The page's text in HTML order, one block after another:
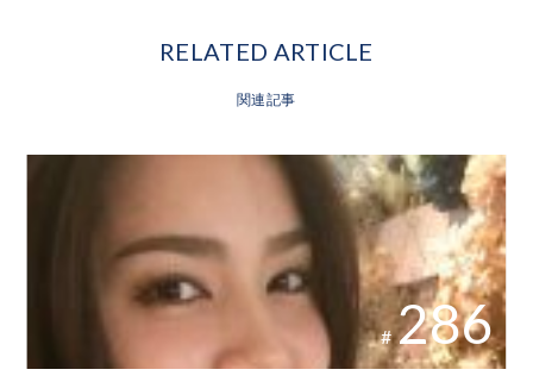
RELATED ARTICLE
関連記事
# 286